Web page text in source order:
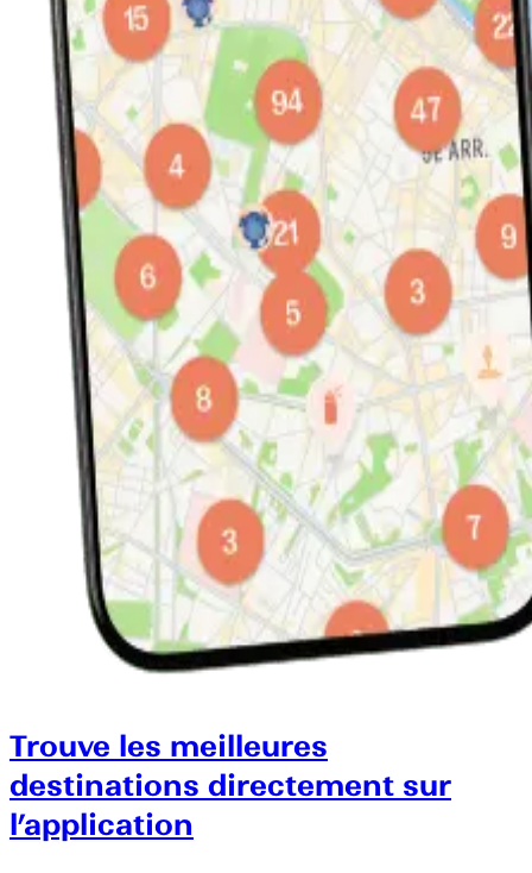
Trouve les meilleures
destinations directement sur
l’application